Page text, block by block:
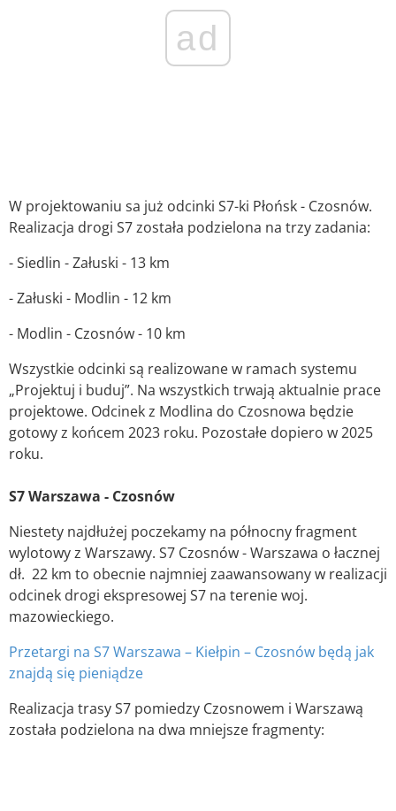
ad
W projektowaniu sa już odcinki S7-ki Płońsk - Czosnów.
Realizacja drogi S7 została podzielona na trzy zadania:
- Siedlin - Załuski - 13 km
- Załuski - Modlin - 12 km
- Modlin - Czosnów - 10 km
Wszystkie odcinki są realizowane w ramach systemu
„Projektuj i buduj”. Na wszystkich trwają aktualnie prace
projektowe. Odcinek z Modlina do Czosnowa będzie
gotowy z końcem 2023 roku. Pozostałe dopiero w 2025
roku.
S7 Warszawa - Czosnów
Niestety najdłużej poczekamy na północny fragment
wylotowy z Warszawy. S7 Czosnów - Warszawa o łacznej
dł. 22 km to obecnie najmniej zaawansowany w realizacji
odcinek drogi ekspresowej S7 na terenie woj.
mazowieckiego.
Przetargi na S7 Warszawa – Kiełpin – Czosnów będą jak
znajdą się pieniądze
Realizacja trasy S7 pomiedzy Czosnowem i Warszawą
została podzielona na dwa mniejsze fragmenty: